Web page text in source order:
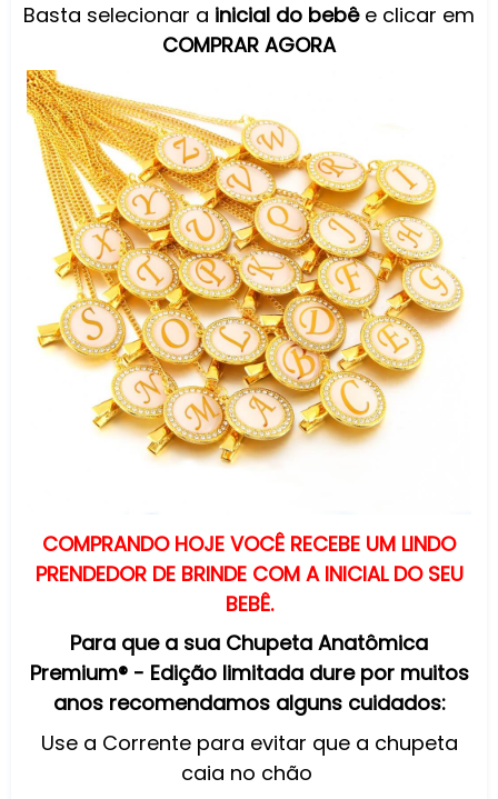
Basta selecionar a inicial do bebêe clicar em
COMPRAR AGORA
COMPRANDO HOJE VOCÊ RECEBE UM LINDO
PRENDEDOR DE BRINDE COM A INICIAL DO SEU
BEBÊ.
Para que a sua Chupeta Anatômica
Premium® - Edição limitada dure por muitos
anos recomendamos alguns cuidados:
Use a Corrente para evitar que a chupeta
caia no chão